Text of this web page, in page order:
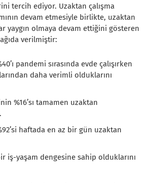
tercih ediyor. Uzaktan çalışma
devam etmesiyle birlikte, uzaktan
yaygın olmaya devam ettiğini gösteren
verilmiştir:
pandemi sırasında evde çalışırken
daha verimli olduklarını
%16’sı tamamen uzaktan
haftada en az bir gün uzaktan
iş-yaşam dengesine sahip olduklarını